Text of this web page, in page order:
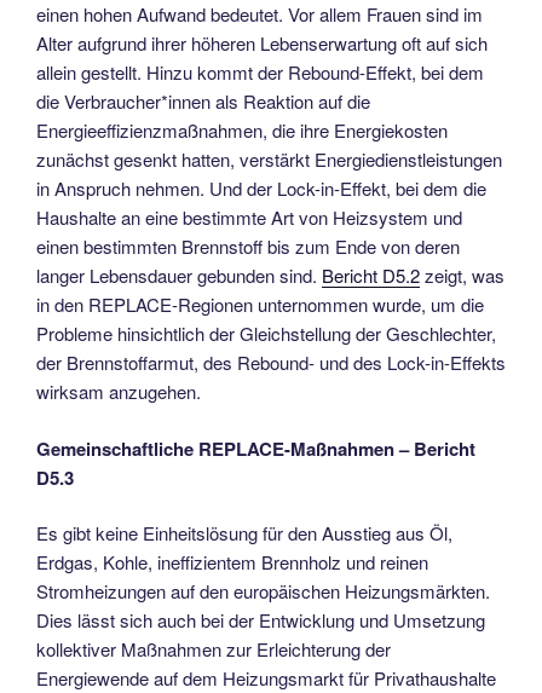
einen hohen Aufwand bedeutet. Vor allem Frauen sind im
Alter aufgrund ihrer höheren Lebenserwartung oft auf sich
allein gestellt. Hinzu kommt der Rebound-Effekt, bei dem
die Verbraucher*innen als Reaktion auf die
Energieeffizienzmaßnahmen, die ihre Energiekosten
zunächst gesenkt hatten, verstärkt Energiedienstleistungen
in Anspruch nehmen. Und der Lock-in-Effekt, bei dem die
Haushalte an eine bestimmte Art von Heizsystem und
einen bestimmten Brennstoff bis zum Ende von deren
langer Lebensdauer gebunden sind. Bericht D5.2zeigt, was
in den REPLACE-Regionen unternommen wurde, um die
Probleme hinsichtlich der Gleichstellung der Geschlechter,
der Brennstoffarmut, des Rebound- und des Lock-in-Effekts
wirksam anzugehen.
Gemeinschaftliche REPLACE-Maßnahmen – Bericht
D5.3
Es gibt keine Einheitslösung für den Ausstieg aus Öl,
Erdgas, Kohle, ineffizientem Brennholz und reinen
Stromheizungen auf den europäischen Heizungsmärkten.
Dies lässt sich auch bei der Entwicklung und Umsetzung
kollektiver Maßnahmen zur Erleichterung der
Energiewende auf dem Heizungsmarkt für Privathaushalte